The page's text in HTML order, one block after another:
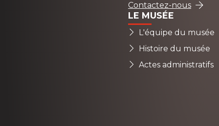
Contactez-nous
LE MUSÉE
L'équipe du musée
Histoire du musée
Actes administratifs